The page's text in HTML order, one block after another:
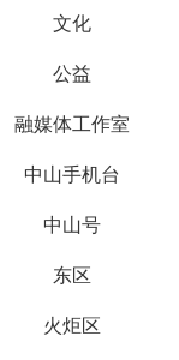
文化
公益
融媒体工作室
中山手机台
中山号
东区
火炬区